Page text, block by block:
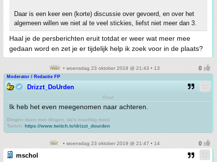
Daar is een keer een (korte) discussie over gevoerd, en over het
algemeen willen we niet al te veel stickies, liefst niet meer dan 3.
Haal je de persberichten eruit totdat er weer wat meer mee
gedaan word en zet je er tijdelijk help ik zoek voor in de plaats?
• woensdag 23 oktober 2019 @ 21:43 • 13
Moderator / Redactie FP
Drizzt_DoUrden
Rawr
Ik heb het even meegenomen naar achteren.
Dingen doen met dingen, da's machtig mooi
Twitch: https://www.twitch.tv/drizzt_dourden
• woensdag 23 oktober 2019 @ 21:47 • 14
mschol